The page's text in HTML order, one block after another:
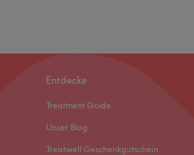
Entdecke
Treatment Guide
Unser Blog
Treatwell Geschenkgutschein